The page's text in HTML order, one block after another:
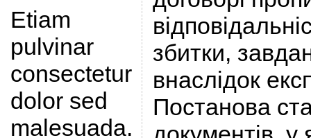
Etiam
pulvinar
consectetur
dolor sed
malesuada.
збитки,
внаслідок
Постанова